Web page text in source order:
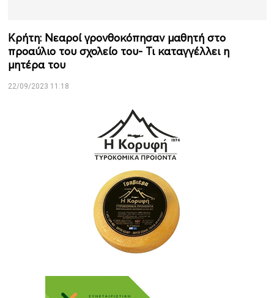
Κρήτη: Νεαροί γρονθοκόπησαν μαθητή στο
προαύλιο του σχολείο του- Τι καταγγέλλει η
μητέρα του
22/09/2023 11:18